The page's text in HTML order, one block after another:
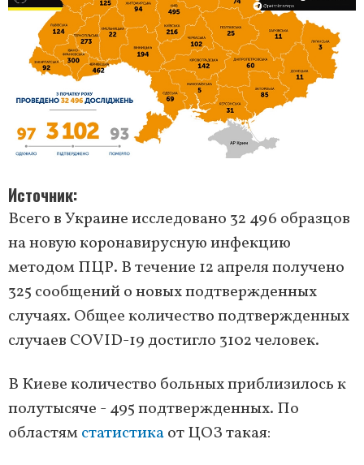
Источник
Всего в Украине исследовано 32 496 образцов
на новую коронавирусную инфекцию
методом ПЦР. В течение 12 апреля получено
325 сообщений о новых подтвержденных
случаях. Общее количество подтвержденных
случаев COVID-19 достигло 3102 человек.
В Киеве количество больных приблизилось к
полутысяче - 495 подтвержденных. По
областямстатистикаот ЦОЗ такая: